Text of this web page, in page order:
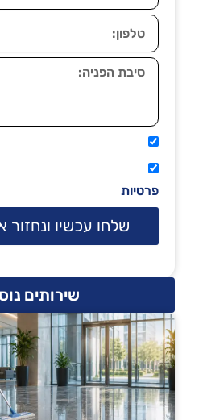
פרטיות
שלחו עכשיו ונחזור
שירותים